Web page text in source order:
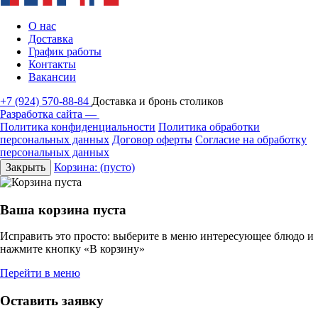
О нас
Доставка
График работы
Контакты
Вакансии
+7 (924) 570-88-84 Доставка и бронь столиков
Разработка сайта —
Политика конфиденциальности Политика обработки
персональных данных Договор оферты Согласие на обработку
персональных данных
Закрыть
Корзина: (пусто)
Ваша корзина пуста
Исправить это просто: выберите в меню интересующее блюдо и
нажмите кнопку «В корзину»
Перейти в меню
Оставить заявку